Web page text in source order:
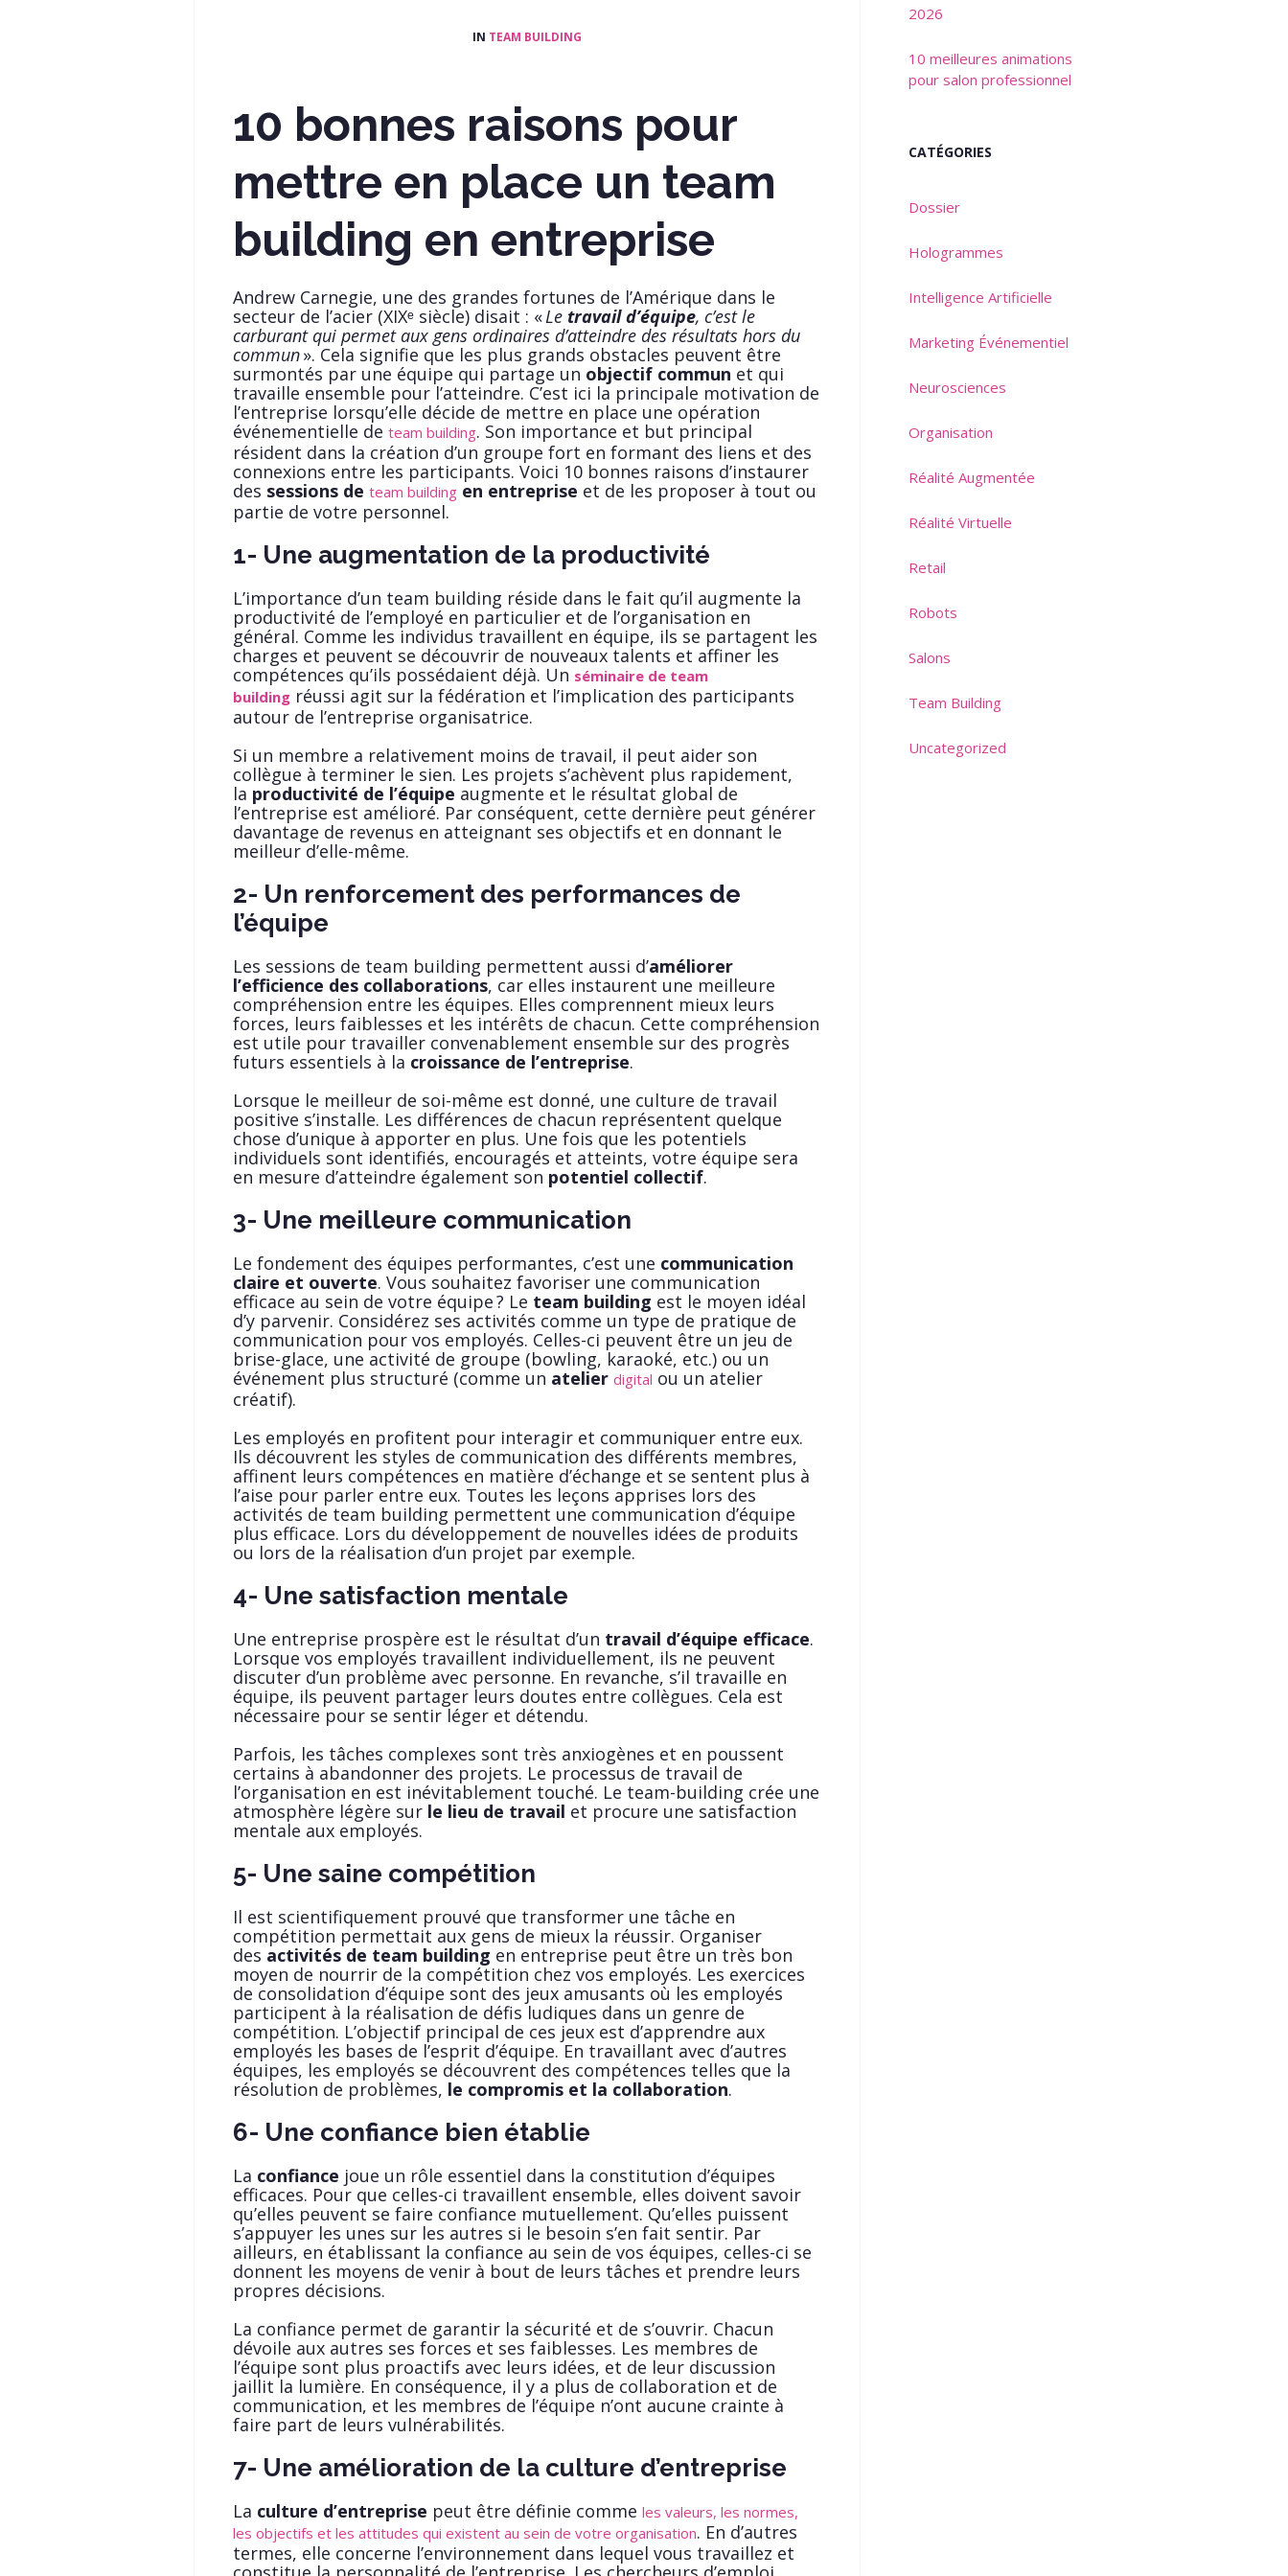
IN TEAM BUILDING
10 bonnes raisons pour
mettre en place un team
building en entreprise
Andrew Carnegie, une des grandes fortunes de l’Amérique dans le
secteur de l’acier (XIXᵉ siècle) disait : «Le travail d’équipe, c’est le
carburant qui permet aux gens ordinaires d’atteindre des résultats hors du
commun». Cela signifie que les plus grands obstacles peuvent être
surmontés par une équipe qui partage un objectif commun et qui
travaille ensemble pour l’atteindre. C’est ici la principale motivation de
l’entreprise lorsqu’elle décide de mettre en place une opération
événementielle de team building. Son importance et but principal
résident dans la création d’un groupe fort en formant des liens et des
connexions entre les participants. Voici 10 bonnes raisons d’instaurer
des sessions de team building en entreprise et de les proposer à tout ou
partie de votre personnel.
1- Une augmentation de la productivité
L’importance d’un team building réside dans le fait qu’il augmente la
productivité de l’employé en particulier et de l’organisation en
général. Comme les individus travaillent en équipe, ils se partagent les
charges et peuvent se découvrir de nouveaux talents et affiner les
compétences qu’ils possédaient déjà. Un séminaire de team
building réussi agit sur la fédération et l’implication des participants
autour de l’entreprise organisatrice.
Si un membre a relativement moins de travail, il peut aider son
collègue à terminer le sien. Les projets s’achèvent plus rapidement,
la productivité de l’équipe augmente et le résultat global de
l’entreprise est amélioré. Par conséquent, cette dernière peut générer
davantage de revenus en atteignant ses objectifs et en donnant le
meilleur d’elle-même.
2- Un renforcement des performances de
l’équipe
Les sessions de team building permettent aussi d’améliorer
l’efficience des collaborations, car elles instaurent une meilleure
compréhension entre les équipes. Elles comprennent mieux leurs
forces, leurs faiblesses et les intérêts de chacun. Cette compréhension
est utile pour travailler convenablement ensemble sur des progrès
futurs essentiels à la croissance de l’entreprise.
Lorsque le meilleur de soi-même est donné, une culture de travail
positive s’installe. Les différences de chacun représentent quelque
chose d’unique à apporter en plus. Une fois que les potentiels
individuels sont identifiés, encouragés et atteints, votre équipe sera
en mesure d’atteindre également son potentiel collectif.
3- Une meilleure communication
Le fondement des équipes performantes, c’est une communication
claire et ouverte. Vous souhaitez favoriser une communication
efficace au sein de votre équipe ? Le team building est le moyen idéal
d’y parvenir. Considérez ses activités comme un type de pratique de
communication pour vos employés. Celles-ci peuvent être un jeu de
brise-glace, une activité de groupe (bowling, karaoké, etc.) ou un
événement plus structuré (comme un atelier digital ou un atelier
créatif).
Les employés en profitent pour interagir et communiquer entre eux.
Ils découvrent les styles de communication des différents membres,
affinent leurs compétences en matière d’échange et se sentent plus à
l’aise pour parler entre eux. Toutes les leçons apprises lors des
activités de team building permettent une communication d’équipe
plus efficace. Lors du développement de nouvelles idées de produits
ou lors de la réalisation d’un projet par exemple.
4- Une satisfaction mentale
Une entreprise prospère est le résultat d’un travail d’équipe efficace.
Lorsque vos employés travaillent individuellement, ils ne peuvent
discuter d’un problème avec personne. En revanche, s’il travaille en
équipe, ils peuvent partager leurs doutes entre collègues. Cela est
nécessaire pour se sentir léger et détendu.
Parfois, les tâches complexes sont très anxiogènes et en poussent
certains à abandonner des projets. Le processus de travail de
l’organisation en est inévitablement touché. Le team-building crée une
atmosphère légère sur le lieu de travail et procure une satisfaction
mentale aux employés.
5- Une saine compétition
Il est scientifiquement prouvé que transformer une tâche en
compétition permettait aux gens de mieux la réussir. Organiser
des activités de team building en entreprise peut être un très bon
moyen de nourrir de la compétition chez vos employés. Les exercices
de consolidation d’équipe sont des jeux amusants où les employés
participent à la réalisation de défis ludiques dans un genre de
compétition. L’objectif principal de ces jeux est d’apprendre aux
employés les bases de l’esprit d’équipe. En travaillant avec d’autres
équipes, les employés se découvrent des compétences telles que la
résolution de problèmes, le compromis et la collaboration.
6- Une confiance bien établie
La confiance joue un rôle essentiel dans la constitution d’équipes
efficaces. Pour que celles-ci travaillent ensemble, elles doivent savoir
qu’elles peuvent se faire confiance mutuellement. Qu’elles puissent
s’appuyer les unes sur les autres si le besoin s’en fait sentir. Par
ailleurs, en établissant la confiance au sein de vos équipes, celles-ci se
donnent les moyens de venir à bout de leurs tâches et prendre leurs
propres décisions.
La confiance permet de garantir la sécurité et de s’ouvrir. Chacun
dévoile aux autres ses forces et ses faiblesses. Les membres de
l’équipe sont plus proactifs avec leurs idées, et de leur discussion
jaillit la lumière. En conséquence, il y a plus de collaboration et de
communication, et les membres de l’équipe n’ont aucune crainte à
faire part de leurs vulnérabilités.
7- Une amélioration de la culture d’entreprise
La culture d’entreprise peut être définie comme les valeurs, les normes,
les objectifs et les attitudes qui existent au sein de votre organisation. En d’autres
termes, elle concerne l’environnement dans lequel vous travaillez et
2026
10 meilleures animations
pour salon professionnel
CATÉGORIES
Dossier
Hologrammes
Intelligence Artificielle
Marketing Événementiel
Neurosciences
Organisation
Réalité Augmentée
Réalité Virtuelle
Retail
Robots
Salons
Team Building
Uncategorized